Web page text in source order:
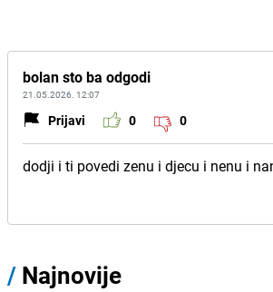
bolan sto ba odgodi
21.05.2026. 12:07
Prijavi 0 0
dodji i ti povedi zenu i djecu i nenu i
/ Najnovije